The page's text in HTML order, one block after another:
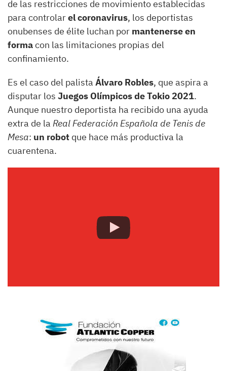
de las restricciones de movimiento establecidas
para controlarel coronavirus, los deportistas
onubenses de élite luchan por mantenerse en
formacon las limitaciones propias del
confinamiento.
Es el caso del palista Álvaro Robles, que aspira a
disputar los Juegos Olímpicos de Tokio 2021.
Aunque nuestro deportista ha recibido una ayuda
extra de la Real Federación Española de Tenis de
Mesa: un robot que hace más productiva la
cuarentena.